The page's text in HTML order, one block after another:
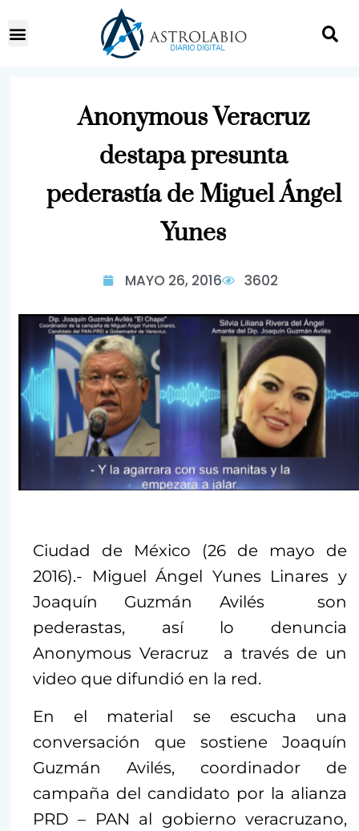
Anonymous Veracruz
destapa presunta
pederastía de Miguel Ángel
Yunes
MAYO 26, 2016 3602
Ciudad de México (26 de mayo de
2016).- Miguel Ángel Yunes Linares y
Joaquín Guzmán Avilés son
pederastas, así lo denuncia
Anonymous Veracruz a través de un
video que difundió en la red.
En el material se escucha una
conversación que sostiene Joaquín
Guzmán Avilés, coordinador de
campaña del candidato por la alianza
PRD – PAN al gobierno veracruzano,